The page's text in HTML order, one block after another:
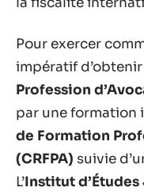
Pour exercer
impératif
Profession
par une formation
de Formation
(CRFPA) suivie
L’Institut